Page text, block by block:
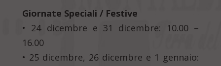
Giornate Speciali / Festive
• 24 dicembre e 31 dicembre: 10.00 –
16.00
• 25 dicembre, 26 dicembre e 1 gennaio: